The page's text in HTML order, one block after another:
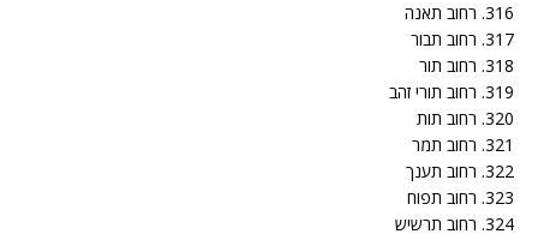
316. רחוב תאנה
317. רחוב תבור
318. רחוב תור
319. רחוב תורי זהב
320. רחוב תות
321. רחוב תמר
322. רחוב תענך
323. רחוב תפוח
324. רחוב תרשיש